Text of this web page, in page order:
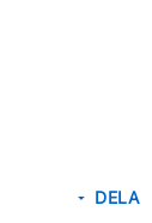
arrow_drop_down DELA